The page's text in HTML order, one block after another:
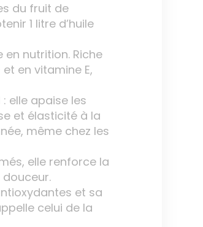
du fruit de
1 litre d’huile
nutrition. Riche
en vitamine E,
elle apaise les
et élasticité à la
même chez les
elle renforce la
et sa
celui de la